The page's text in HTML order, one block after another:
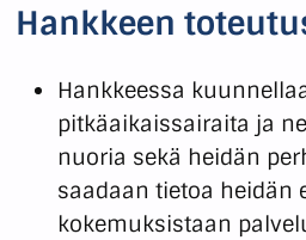
Hankkeen
Hankkeessa
pitkäaikaissairaita ja
nuoria sekä heidän
saadaan tietoa heidän
kokemuksistaan